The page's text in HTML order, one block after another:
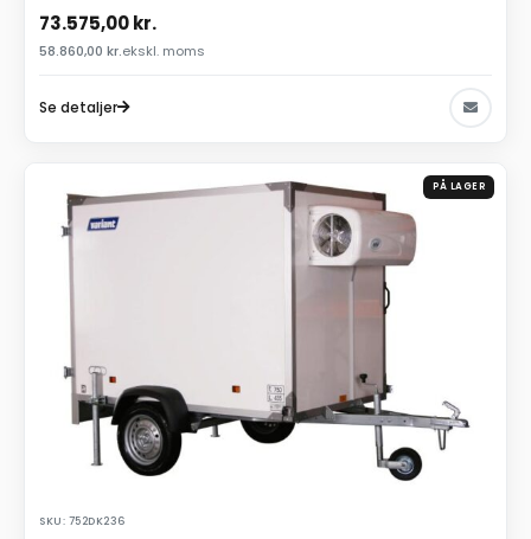
73.575,00kr.
58.860,00 kr.ekskl. moms
Se detaljer
PÅ LAGER
SKU: 752DK236